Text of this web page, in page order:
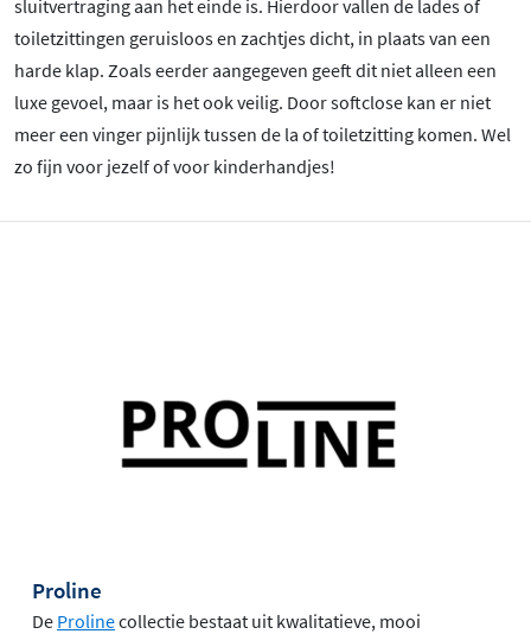
sluitvertraging aan het einde is. Hierdoor vallen de lades of
toiletzittingen geruisloos en zachtjes dicht, in plaats van een
harde klap. Zoals eerder aangegeven geeft dit niet alleen een
luxe gevoel, maar is het ook veilig. Door softclose kan er niet
meer een vinger pijnlijk tussen de la of toiletzitting komen. Wel
zo fijn voor jezelf of voor kinderhandjes!
Proline
De Prolinecollectie bestaat uit kwalitatieve, mooi